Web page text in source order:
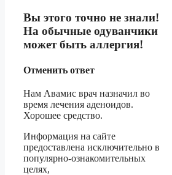
Вы этого точно не знали!
На обычные одуванчики
может быть аллергия!
Отменить ответ
Нам Авамис врач назначил во
время лечения аденоидов.
Хорошее средство.
Информация на сайте
предоставлена исключительно в
популярно-ознакомительных
целях,